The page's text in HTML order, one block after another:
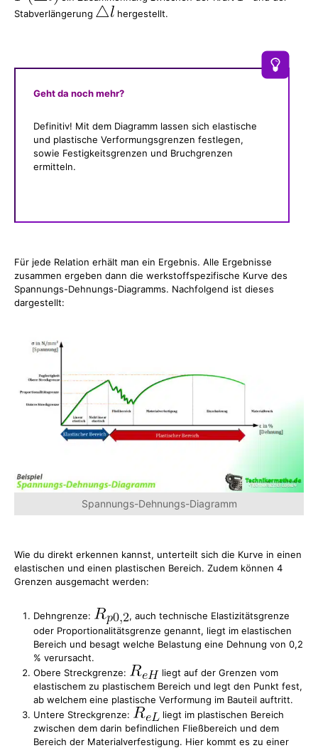
Stabverlängerung
hergestellt.
Geht da noch mehr?
Definitiv! Mit dem Diagramm lassen sich elastische
und plastische Verformungsgrenzen festlegen,
sowie Festigkeitsgrenzen und Bruchgrenzen
ermitteln.
Für jede Relation erhält man ein Ergebnis. Alle Ergebnisse
zusammen ergeben dann die werkstoffspezifische Kurve des
Spannungs-Dehnungs-Diagramms. Nachfolgend ist dieses
dargestellt:
Spannungs-Dehnungs-Diagramm
Wie du direkt erkennen kannst, unterteilt sich die Kurve in einen
elastischen und einen plastischen Bereich. Zudem können 4
Grenzen ausgemacht werden:
Dehngrenze:
, auch technische Elastizitätsgrenze
oder Proportionalitätsgrenze genannt, liegt im elastischen
Bereich und besagt welche Belastung eine Dehnung von 0,2
% verursacht.
Obere Streckgrenze:
liegt auf der Grenzen vom
elastischem zu plastischem Bereich und legt den Punkt fest,
ab welchem eine plastische Verformung im Bauteil auftritt.
Untere Streckgrenze:
liegt im plastischen Bereich
zwischen dem darin befindlichen Fließbereich und dem
Bereich der Materialverfestigung. Hier kommt es zu einer